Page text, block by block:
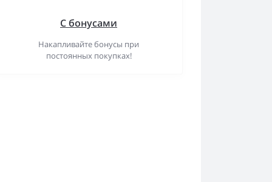
С бонусами
Накапливайте бонусы при
постоянных покупках!